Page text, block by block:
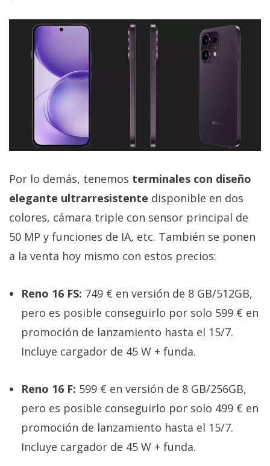
Por lo demás, tenemos terminales con diseño
elegante ultrarresistente disponible en dos
colores, cámara triple con sensor principal de
50 MP y funciones de IA, etc. También se ponen
a la venta hoy mismo con estos precios:
Reno 16 FS: 749 € en versión de 8 GB/512GB,
pero es posible conseguirlo por solo 599 € en
promoción de lanzamiento hasta el 15/7.
Incluye cargador de 45 W + funda.
Reno 16 F: 599 € en versión de 8 GB/256GB,
pero es posible conseguirlo por solo 499 € en
promoción de lanzamiento hasta el 15/7.
Incluye cargador de 45 W + funda.